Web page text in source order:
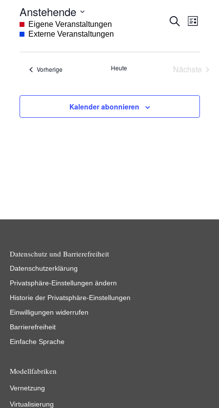
und
Suche
Liste
Anstehende
Datum
wählen.
Eigene Veranstaltungen
Externe Veranstaltungen
VorherigeVeranstaltungen Heute
Nächste
Kalender abonnieren
Datenschutz und Barrierefreiheit
Datenschutzerklärung
Privatsphäre-Einstellungen ändern
Historie der Privatsphäre-Einstellungen
Einwilligungen widerrufen
Barrierefreiheit
Einfache Sprache
Modellfabriken
Vernetzung
Virtualisierung